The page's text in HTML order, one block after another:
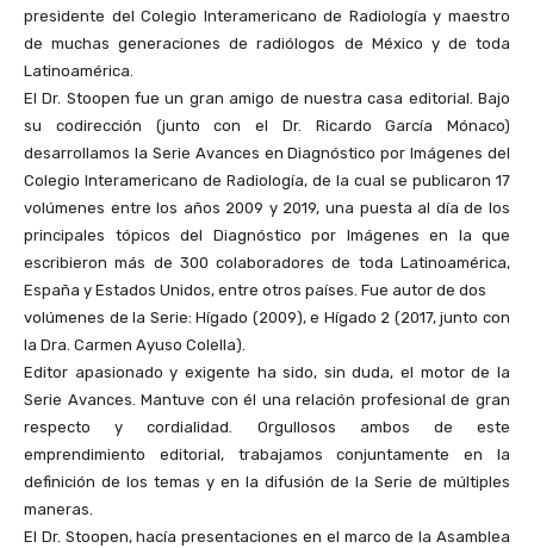
presidente del Colegio Interamericano de Radiología y maestro
de muchas generaciones de radiólogos de México y de toda
Latinoamérica.
El Dr. Stoopen fue un gran amigo de nuestra casa editorial. Bajo
su codirección (junto con el Dr. Ricardo García Mónaco)
desarrollamos la Serie Avances en Diagnóstico por Imágenes del
Colegio Interamericano de Radiología, de la cual se publicaron 17
volúmenes entre los años 2009 y 2019, una puesta al día de los
principales tópicos del Diagnóstico por Imágenes en la que
escribieron más de 300 colaboradores de toda Latinoamérica,
España y Estados Unidos, entre otros países. Fue autor de dos
volúmenes de la Serie: Hígado (2009), e Hígado 2 (2017, junto con
la Dra. Carmen Ayuso Colella).
Editor apasionado y exigente ha sido, sin duda, el motor de la
Serie Avances. Mantuve con él una relación profesional de gran
respecto y cordialidad. Orgullosos ambos de este
emprendimiento editorial, trabajamos conjuntamente en la
definición de los temas y en la difusión de la Serie de múltiples
maneras.
El Dr. Stoopen, hacía presentaciones en el marco de la Asamblea